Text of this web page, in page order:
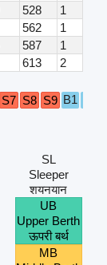
528
1
562
1
587
1
613
2
S7 S8 S9 B1
SL
Sleeper
शयनयान
UB
Upper Berth
ऊपरी बर्थ
MB